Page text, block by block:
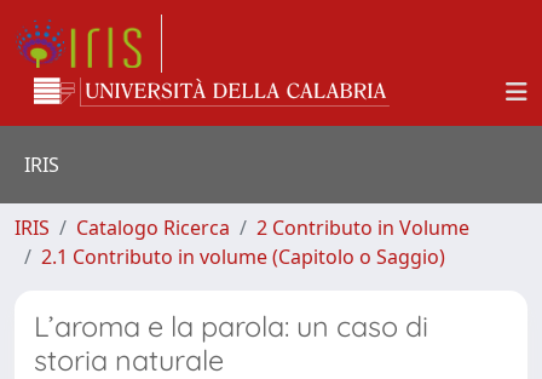
IRIS
IRIS Catalogo Ricerca
2 Contributo in Volume
2.1 Contributo in volume (Capitolo o Saggio)
L’aroma e la parola: un caso di
storia naturale